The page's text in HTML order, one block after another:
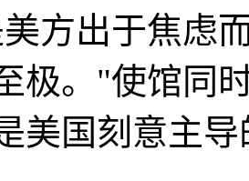
方出于焦虑
极。"使馆同
美国刻意主